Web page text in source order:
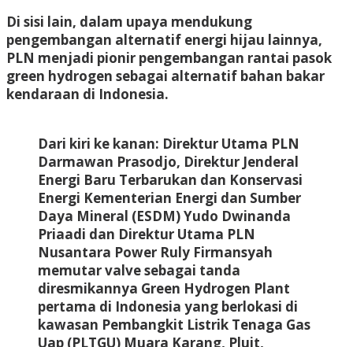
Di sisi lain, dalam upaya mendukung
pengembangan alternatif energi hijau lainnya,
PLN menjadi pionir pengembangan rantai pasok
green hydrogen sebagai alternatif bahan bakar
kendaraan di Indonesia.
Dari kiri ke kanan: Direktur Utama PLN
Darmawan Prasodjo, Direktur Jenderal
Energi Baru Terbarukan dan Konservasi
Energi Kementerian Energi dan Sumber
Daya Mineral (ESDM) Yudo Dwinanda
Priaadi dan Direktur Utama PLN
Nusantara Power Ruly Firmansyah
memutar valve sebagai tanda
diresmikannya Green Hydrogen Plant
pertama di Indonesia yang berlokasi di
kawasan Pembangkit Listrik Tenaga Gas
Uap (PLTGU) Muara Karang, Pluit,